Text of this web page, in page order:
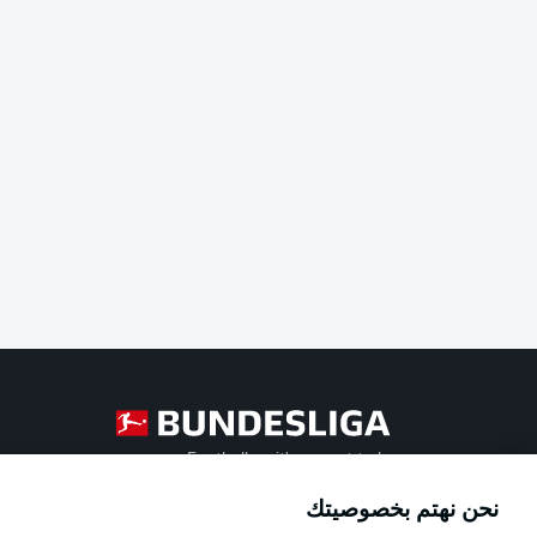
Football as it's meant to be
Official Partners
نحن نهتم بخصوصيتك